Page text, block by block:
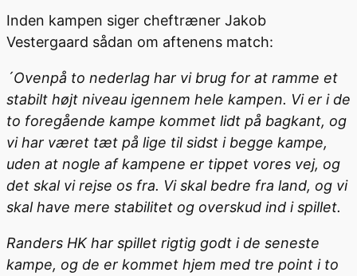
Inden kampen siger cheftræner Jakob
Vestergaard sådan om aftenens match:
´Ovenpå to nederlag har vi brug for at ramme et
stabilt højt niveau igennem hele kampen. Vi er i de
to foregående kampe kommet lidt på bagkant, og
vi har været tæt på lige til sidst i begge kampe,
uden at nogle af kampene er tippet vores vej, og
det skal vi rejse os fra. Vi skal bedre fra land, og vi
skal have mere stabilitet og overskud ind i spillet.
Randers HK har spillet rigtig godt i de seneste
kampe, og de er kommet hjem med tre point i to